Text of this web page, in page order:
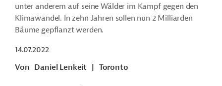
unter anderem auf seine Wälder im Kampf gegen den
Klimawandel. In zehn Jahren sollen nun 2 Milliarden
Bäume gepflanzt werden.
14.07.2022
Von Daniel Lenkeit Toronto